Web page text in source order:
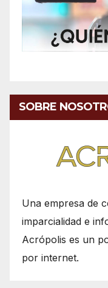
SOBRE
Una empresa de
imparcialidad e
Acrópolis es un
por internet.